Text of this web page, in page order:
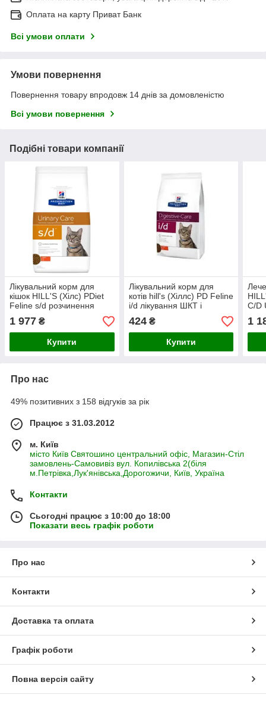
Оплата на карту Приват Банк
Всі умови оплати
Умови повернення
Повернення товару впродовж 14 днів за домовленістю
Всі умови повернення
Подібні товари компанії
Лікувальний корм для
кішок HILL'S (Хілс) PDiet
Feline s/d розчинення
Акція!
1 977 ₴
Купити
Лікувальний корм для
котів hill's (Хіллс) PD Feline
i/d лікування ШКТ і
424₴
Купити
C/D
1
Про нас
49% позитивних з 158 відгуків за рік
Працює з 31.03.2012
м. Київ
місто Київ Святошино центральний офіс, Магазин-Стіл
замовлень-Самовивіз вул. Копилівська 2(біля
м.Петрівка,Лук'янівська,Дорогожичи, Київ, Україна
Контакти
Сьогодні працює з 10:00 до 18:00
Показати весь графік роботи
Про нас
Контакти
Доставка та оплата
Графік роботи
Повна версія сайту